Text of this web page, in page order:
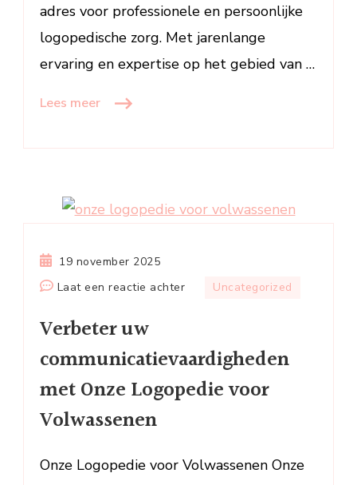
adres voor professionele en persoonlijke
logopedische zorg. Met jarenlange
ervaring en expertise op het gebied van …
Lees meer
19 november 2025
Laat een reactie achterop
communicatievaardigheden
met
Onze
Uncategorized
Verbeter uw
communicatievaardigheden
met Onze Logopedie voor
Volwassenen
Onze Logopedie voor Volwassenen Onze